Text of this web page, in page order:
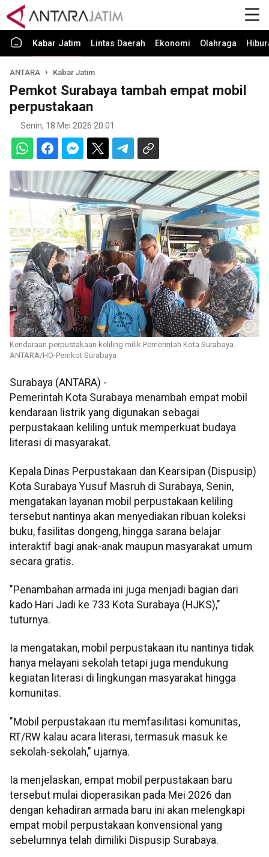
Kabar Jatim Lintas Daerah Ekonomi Olahraga
ANTARA Kabar Jatim
Pemkot Surabaya tambah empat mobil
perpustakaan
Senin, 18 Mei 2026 20:01
Kendaraan perpustakaan keliling milik Pemerintah Kota Surabaya.
ANTARA/HO-Pemkot Surabaya
Surabaya (ANTARA) -
Pemerintah Kota Surabaya menambah empat mobil
kendaraan listrik yang digunakan sebagai
perpustakaan keliling untuk memperkuat budaya
literasi di masyarakat.
Kepala Dinas Perpustakaan dan Kearsipan (Dispusip)
Kota Surabaya Yusuf Masruh di Surabaya, Senin,
mengatakan layanan mobil perpustakaan keliling
tersebut nantinya akan menyediakan ribuan koleksi
buku, fasilitas dongeng, hingga sarana belajar
interaktif bagi anak-anak maupun masyarakat umum
secara gratis.
"Penambahan armada ini juga menjadi bagian dari
kado Hari Jadi ke 733 Kota Surabaya (HJKS),"
tuturnya.
Ia mengatakan, mobil perpustakaan itu nantinya tidak
hanya melayani sekolah tetapi juga mendukung
kegiatan literasi di lingkungan masyarakat hingga
komunitas.
"Mobil perpustakaan itu memfasilitasi komunitas,
RT/RW kalau acara literasi, termasuk masuk ke
sekolah-sekolah," ujarnya.
Ia menjelaskan, empat mobil perpustakaan baru
tersebut mulai dioperasikan pada Mei 2026 dan
dengan kehadiran armada baru ini akan melengkapi
empat mobil perpustakaan konvensional yang
sebelumnya telah dimiliki Dispusip Surabaya.